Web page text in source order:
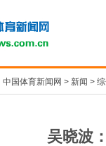
中国体育新闻网 > 新闻 >
吴晓波